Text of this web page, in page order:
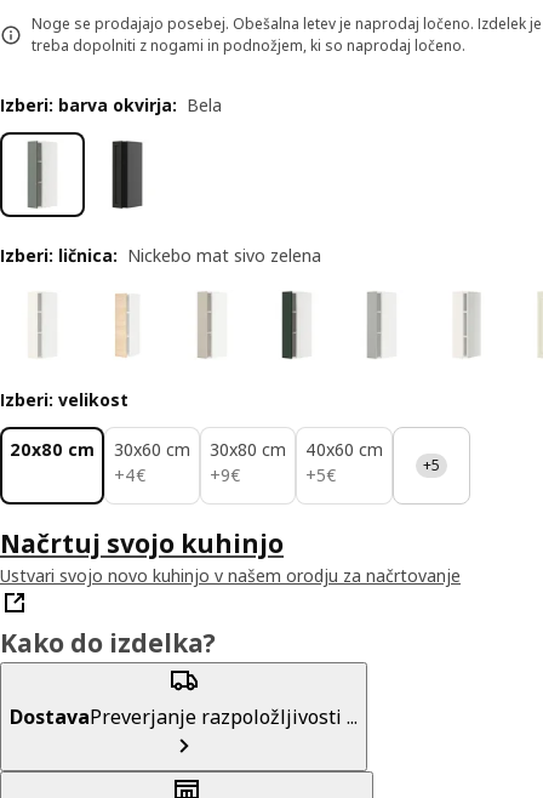
Noge se prodajajo posebej. Obešalna letev je naprodaj ločeno. Izdelek je
treba dopolniti z nogami in podnožjem, ki so naprodaj ločeno.
Izberi: barva okvirja: Bela
Izberi: ličnica: Nickebo mat sivo zelena
Izberi: velikost
20x80 cm
30x60 cm
+4€
4€
30x80 cm
+9€
9€
40x60 cm
+5€
5€ +5
Načrtuj svojo kuhinjo
Ustvari svojo novo kuhinjo v našem orodju za načrtovanje
Kako do izdelka?
DostavaPreverjanje razpoložljivosti ...